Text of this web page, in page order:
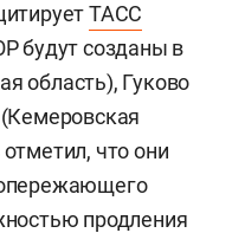
ТАСС
будут созданы в
область), Гуково
что они
опережающего
продления